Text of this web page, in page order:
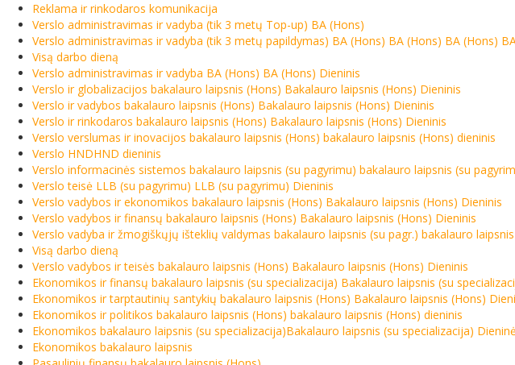
Reklama ir rinkodaros komunikacija
Verslo administravimas ir vadyba (tik 3 metų Top-up) BA (Hons)
Verslo administravimas ir vadyba (tik 3 metų papildymas) BA (Hons) BA (Hons) BA (Hons)
Visą darbo dieną
Verslo administravimas ir vadyba BA (Hons) BA (Hons) Dieninis
Verslo ir globalizacijos bakalauro laipsnis (Hons) Bakalauro laipsnis (Hons) Dieninis
Verslo ir vadybos bakalauro laipsnis (Hons) Bakalauro laipsnis (Hons) Dieninis
Verslo ir rinkodaros bakalauro laipsnis (Hons) Bakalauro laipsnis (Hons) Dieninis
Verslo verslumas ir inovacijos bakalauro laipsnis (Hons) bakalauro laipsnis (Hons) dieninis
Verslo HNDHND dieninis
Verslo informacinės sistemos bakalauro laipsnis (su pagyrimu) bakalauro laipsnis (su
Verslo teisė LLB (su pagyrimu) LLB (su pagyrimu) Dieninis
Verslo vadybos ir ekonomikos bakalauro laipsnis (Hons) Bakalauro laipsnis (Hons) Dieninis
Verslo vadybos ir finansų bakalauro laipsnis (Hons) Bakalauro laipsnis (Hons) Dieninis
Verslo vadyba ir žmogiškųjų išteklių valdymas bakalauro laipsnis (su pagr.) bakalauro
Visą darbo dieną
Verslo vadybos ir teisės bakalauro laipsnis (Hons) Bakalauro laipsnis (Hons) Dieninis
Ekonomikos ir finansų bakalauro laipsnis (su specializacija) Bakalauro laipsnis (su
Ekonomikos ir tarptautinių santykių bakalauro laipsnis (Hons) Bakalauro laipsnis (Hons)
Ekonomikos ir politikos bakalauro laipsnis (Hons) bakalauro laipsnis (Hons) dieninis
Ekonomikos bakalauro laipsnis (su specializacija)Bakalauro laipsnis (su specializacija)
Ekonomikos bakalauro laipsnis